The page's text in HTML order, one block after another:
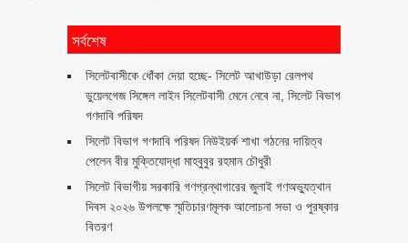
সর্বশেষ
‎সিলেটবাসীকে ধোঁকা দেয়া হচ্ছে- সিলেট আখাউড়া রেলপথ
ডুয়েলগেজ সিঙ্গেল লাইন সিলেটবাসী মেনে নেবে না, সিলেট বিভাগ
গণদাবি পরিষদ
সিলেট বিভাগ গণদাবি পরিষদ নিউইয়র্ক শাখা গঠনের দায়িত্ব
পেলেন বীর মুক্তিযোদ্ধা মাহবুবুর রহমান চৌধুরী ‎ ‎
সিলেট বিভাগীয় সরকারি গণগ্রন্থাগারের জুলাই গণঅভ্যুত্থান
দিবস ২০২৬ উপলক্ষে স্মৃতিচারণমূলক আলোচনা সভা ও পুরষ্কার
বিতরণ ‎ ‎